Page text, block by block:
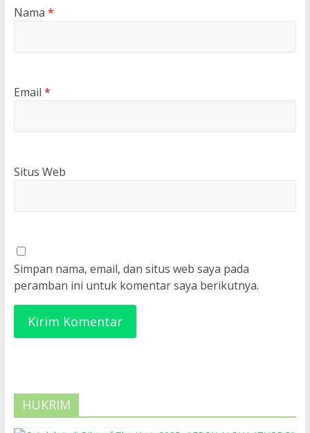
Nama *
Email *
Situs Web
Simpan nama, email, dan situs web saya pada
peramban ini untuk komentar saya berikutnya.
HUKRIM